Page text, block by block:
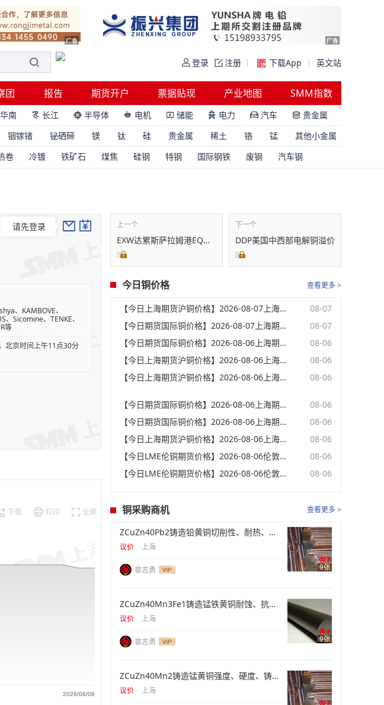
登录 注册 下载App 英文站
团 报告 期货开户 票据贴现 产业地图 SMM指数
华南  长江  半导体  电机  储能  电力  汽车  贵金属
铟镓锗 铋硒碲 镁 钛 硅 贵金属 稀土 铬 锰
其他小金属
卷 冷镀 铁矿石 煤焦 硅钢 特钢 国际钢铁 废钢 汽车钢
请先登录
、KAMBOVE、
Sicomine、TENKE、
等
北京时间上午11点30分
2026/08/06
下载 打印 全屏
上一个
EXW达累斯萨拉姆港EQ电解铜溢价
下一个
DDP美国中西部电解铜溢价
今日铜价格 查看更多 >
【今日上海期货沪铜价格】2026-08-07上海期货交易所夜盘(01:02)期货沪铜收盘价格
08-07
【今日期货国际铜价格】2026-08-07上海期货交易所夜盘(01:02)国际铜期货收盘价格
08-07
【今日期货国际铜价格】2026-08-06上海期货交易所夜盘(23:02)国际铜期货最新价格
08-06
【今日上海期货沪铜价格】2026-08-06上海期货交易所夜盘(23:02)期货沪铜最新价格
08-06
【今日上海期货沪铜价格】2026-08-06上海期货交易所夜盘(22:02)期货沪铜最新价格
08-06
【今日期货国际铜价格】2026-08-06上海期货交易所夜盘(22:02)国际铜期货最新价格
08-06
【今日期货国际铜价格】2026-08-06上海期货交易所夜盘(21:02)国际铜期货开盘价格
08-06
【今日上海期货沪铜价格】2026-08-06上海期货交易所夜盘(21:02)期货沪铜开盘价格
08-06
【今日LME伦铜期货价格】2026-08-06伦敦期货交易所电子盘下午(17:32)LME伦铜收盘价格
08-06
【今日LME伦铜期货价格】2026-08-06伦敦期货交易所电子盘下午(16:32)LME伦铜最新价格
08-06
铜采购商机 查看更多 >
ZCuZn40Pb2铸造铅黄铜切削性、耐热、阀体库存
议价 上海
曾志勇 9张
ZCuZn40Mn3Fe1铸造锰铁黄铜耐蚀、抗拉、重型件
议价 上海
曾志勇 9张
ZCuZn40Mn2铸造锰黄铜强度、硬度、铸件供应
议价 上海